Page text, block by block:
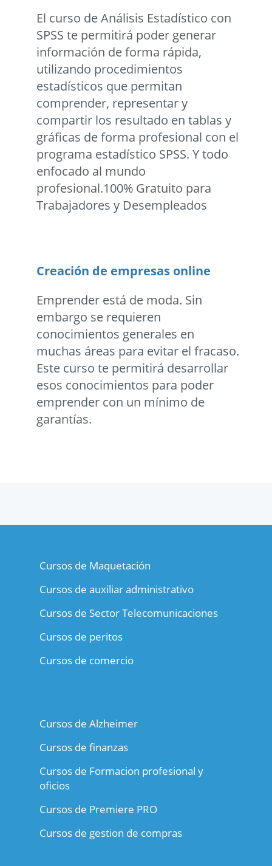
El curso de Análisis Estadístico con
SPSS te permitirá poder generar
información de forma rápida,
utilizando procedimientos
estadísticos que permitan
comprender, representar y
compartir los resultado en tablas y
gráficas de forma profesional con el
programa estadístico SPSS. Y todo
enfocado al mundo
profesional.100% Gratuito para
Trabajadores y Desempleados
Creación de empresas online
Emprender está de moda. Sin
embargo se requieren
conocimientos generales en
muchas áreas para evitar el fracaso.
Este curso te permitirá desarrollar
esos conocimientos para poder
emprender con un mínimo de
garantías.
Cursos de Maquetación
Cursos de auxiliar administrativo
Cursos de Sector Telecomunicaciones
Cursos de peritos
Cursos de comercio
Cursos de Alzheimer
Cursos de finanzas
Cursos de Formacion profesional y
oficios
Cursos de Premiere PRO
Cursos de gestion de compras